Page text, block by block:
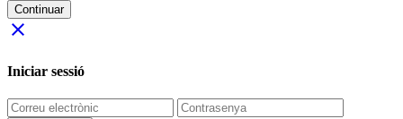
Continuar
close
Iniciar sessió